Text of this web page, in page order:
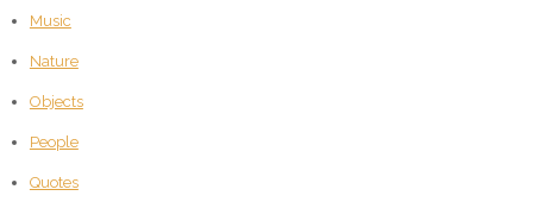
Music
Nature
Objects
People
Quotes